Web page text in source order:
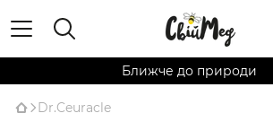
Ближче до природи
Dr.Ceuracle